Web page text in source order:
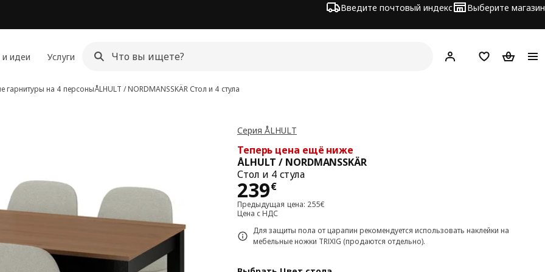
Введите почтовый индекс Выберите магазин
идеи Услуги Hej! ВойтиСписокКорзина
гарнитуры на 4 персоныÅLHULT / NORDMANSSKÄR Стол и 4 стула
Серия ÅLHULT
Теперь цена ещё ниже
ÅLHULT / NORDMANSSKÄR
Стол и 4 стула
239€
Цена 239€
Предыдущая цена: 255€
Цена с НДС
Для защиты пола от царапин рекомендуется использовать наклейки на
мебельные ножки TRIXIG (продаются отдельно).